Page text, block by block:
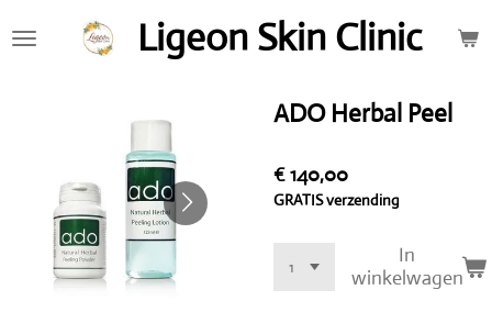
direct
Ligeon Skin Clinic
ADO Herbal Peel
€ 140,00
GRATIS verzending
In
winkelwagen